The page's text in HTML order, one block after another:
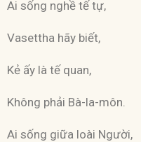
Ai sống nghề tế tự,
Vasettha hãy biết,
Kẻ ấy là tế quan,
Không phải Bà-la-môn.
Ai sống giữa loài Người,